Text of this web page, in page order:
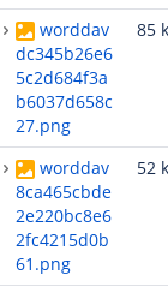
worddav
dc345b26e6
5c2d684f3a
b6037d658c
27.png
85
worddav
8ca465cbde
2e220bc8e6
2fc4215d0b
61.png
52